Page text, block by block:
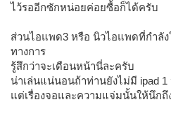
ไว้รออีกซักหน่อยค่อยซื้อก็ได้ครับ
ส่วนไอแพด3 หรือ นิวไอแพดที่กำลัง
ทางการ
รู้สึกว่าจะเดือนหน้านี่ละครับ
น่าเล่นแน่นอนถ้าท่านยังไม่มี ipad 1
แต่เรื่องจอและความแจ่มนั้นให้นึกถึ